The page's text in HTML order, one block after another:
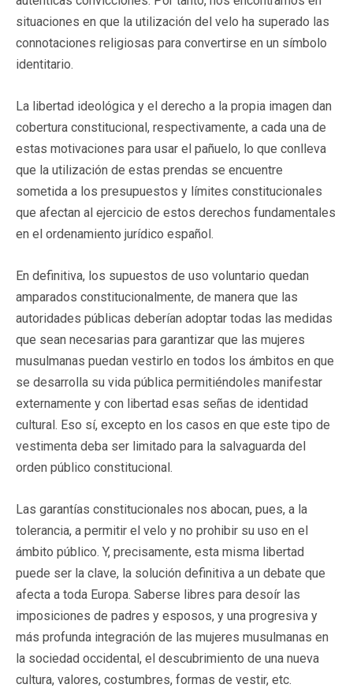
situaciones en que la utilización del velo ha superado las
connotaciones religiosas para convertirse en un símbolo
identitario.
La libertad ideológica y el derecho a la propia imagen dan
cobertura constitucional, respectivamente, a cada una de
estas motivaciones para usar el pañuelo, lo que conlleva
que la utilización de estas prendas se encuentre
sometida a los presupuestos y límites constitucionales
que afectan al ejercicio de estos derechos fundamentales
en el ordenamiento jurídico español.
En definitiva, los supuestos de uso voluntario quedan
amparados constitucionalmente, de manera que las
autoridades públicas deberían adoptar todas las medidas
que sean necesarias para garantizar que las mujeres
musulmanas puedan vestirlo en todos los ámbitos en que
se desarrolla su vida pública permitiéndoles manifestar
externamente y con libertad esas señas de identidad
cultural. Eso sí, excepto en los casos en que este tipo de
vestimenta deba ser limitado para la salvaguarda del
orden público constitucional.
Las garantías constitucionales nos abocan, pues, a la
tolerancia, a permitir el velo y no prohibir su uso en el
ámbito público. Y, precisamente, esta misma libertad
puede ser la clave, la solución definitiva a un debate que
afecta a toda Europa. Saberse libres para desoír las
imposiciones de padres y esposos, y una progresiva y
más profunda integración de las mujeres musulmanas en
la sociedad occidental, el descubrimiento de una nueva
cultura, valores, costumbres, formas de vestir, etc.